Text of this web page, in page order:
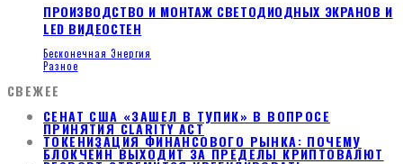
ПРОИЗВОДСТВО И МОНТАЖ СВЕТОДИОДНЫХ ЭКРАНОВ И
LED ВИДЕОСТЕН
Бесконечная Энергия
Разное
СВЕЖЕЕ
СЕНАТ США «ЗАШЕЛ В ТУПИК» В ВОПРОСЕ
ПРИНЯТИЯ CLARITY ACT
ТОКЕНИЗАЦИЯ ФИНАНСОВОГО РЫНКА: ПОЧЕМУ
БЛОКЧЕЙН ВЫХОДИТ ЗА ПРЕДЕЛЫ КРИПТОВАЛЮТ